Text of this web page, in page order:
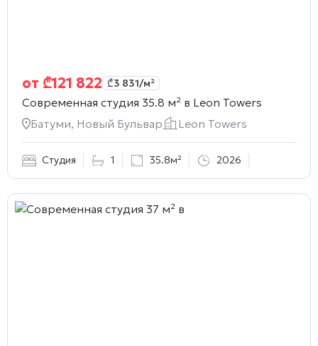
от ₾121 822 ₾3 831/м²
Современная студия 35.8 м² в Leon Towers
Батуми, Новый Бульвар
Leon Towers
Студия 1 35.8м² 2026